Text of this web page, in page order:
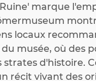
marque
locaux
musée, où des
strates d'histoire.
récit vivant des